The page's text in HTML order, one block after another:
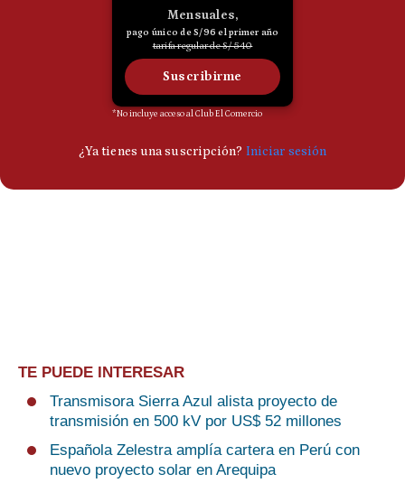
TE PUEDE INTERESAR
Transmisora Sierra Azul alista proyecto de
transmisión en 500 kV por US$ 52 millones
Española Zelestra amplía cartera en Perú con
nuevo proyecto solar en Arequipa